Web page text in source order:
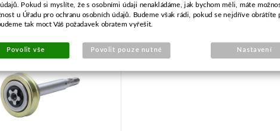
nože pro Husqvarna
CTH,LT
Pokud si myslíte, že s osobními údaji nenakládáme, jak bychom měli, máte
u Úřadu pro ochranu osobních údajů. Budeme však rádi, pokud se nejdříve obrátíte
tak moct Váš požadavek obratem vyřešit.
Povolit vše Povolit pouze nutné Nastavení